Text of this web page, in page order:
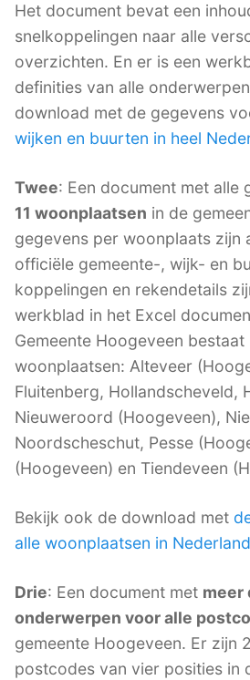
Het document bevat een
snelkoppelingen naar alle
overzichten. En er is een
definities van alle
download met de gegevens
wijken en buurten in heel
Twee: Een document met alle
11 woonplaatsen in de
gegevens per woonplaats zijn
officiële gemeente-, wijk- en
koppelingen en rekendetails
werkblad in het Excel
Gemeente Hoogeveen
woonplaatsen: Alteveer
Fluitenberg, Hollandscheveld,
Nieuweroord (Hoogeveen),
Noordscheschut, Pesse
(Hoogeveen) en Tiendeveen
Bekijk ook de download met
alle woonplaatsen in Nederland
Drie: Een document met meer
onderwerpen voor alle
gemeente Hoogeveen. Er zijn
postcodes van vier posities in